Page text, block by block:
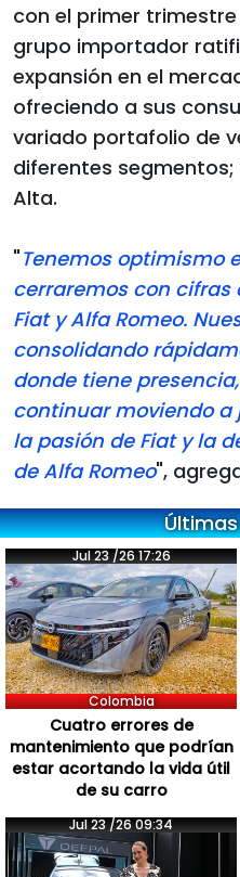
con el primer
grupo importador
expansión en el
ofreciendo a sus
variado portafolio de
diferentes
Alta.
"Tenemos optimismo
cerraremos con
Fiat y Alfa Romeo.
consolidando
donde tiene
continuar moviendo a
la pasión de Fiat y la
de Alfa Romeo",
Jul 23 /26 17:26
Colombia
Cuatro errores de
mantenimiento que podrían
estar acortando la vida útil
de su carro
Jul 23 /26 09:34